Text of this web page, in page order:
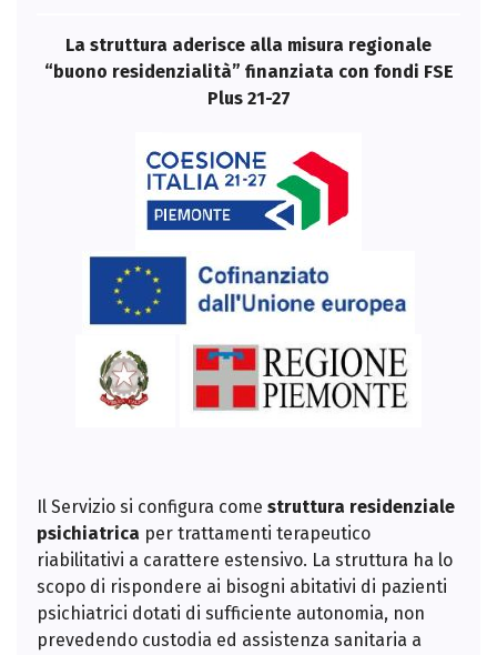
La struttura aderisce alla misura regionale
“buono residenzialità” finanziata con fondi FSE
Plus 21-27
Il Servizio si configura come struttura residenziale
psichiatrica per trattamenti terapeutico
riabilitativi a carattere estensivo. La struttura ha lo
scopo di rispondere ai bisogni abitativi di pazienti
psichiatrici dotati di sufficiente autonomia, non
prevedendo custodia ed assistenza sanitaria a